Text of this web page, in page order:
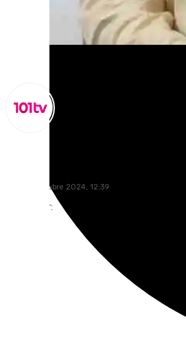
lunes, 7 octubre 2024, 12:39
Compartir: